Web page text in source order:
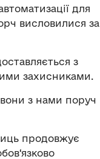
для
висловилися за
з
захисниками.
з нами поруч
продовжує